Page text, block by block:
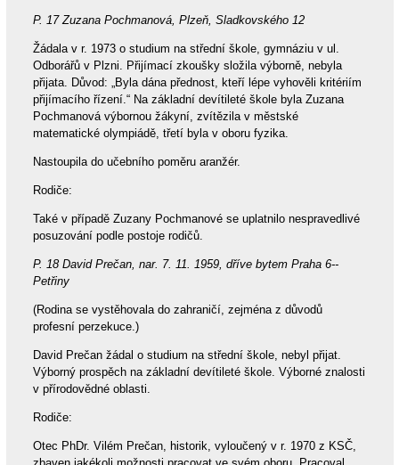
P. 17 Zuzana Pochmanová, Plzeň, Sladkovského 12
Žádala v r. 1973 o studium na střední škole, gymnáziu v ul.
Odborářů v Plzni. Přijímací zkoušky složila výborně, nebyla
přijata. Důvod: „Byla dána přednost, kteří lépe vyhověli kritériím
přijímacího řízení.“ Na základní devítileté škole byla Zuzana
Pochmanová výbornou žákyní, zvítězila v městské
matematické olympiádě, třetí byla v oboru fyzika.
Nastoupila do učebního poměru aranžér.
Rodiče:
Také v případě Zuzany Pochmanové se uplatnilo nespravedlivé
posuzování podle postoje rodičů.
P. 18 David Prečan, nar. 7. 11. 1959, dříve bytem Praha 6--
Petřiny
(Rodina se vystěhovala do zahraničí, zejména z důvodů
profesní perzekuce.)
David Prečan žádal o studium na střední škole, nebyl přijat.
Výborný prospěch na základní devítileté škole. Výborné znalosti
v přírodovědné oblasti.
Rodiče:
Otec PhDr. Vilém Prečan, historik, vyloučený v r. 1970 z KSČ,